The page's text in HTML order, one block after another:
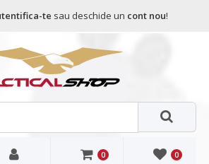
te sau deschide un cont nou!
0 0